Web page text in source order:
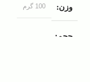
وزن
100 گرم
حجم